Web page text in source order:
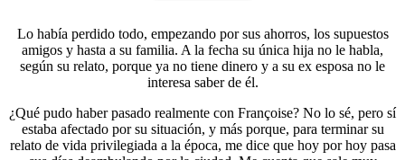
Lo había perdido todo, empezando por sus ahorros, los supuestos
amigos y hasta a su familia. A la fecha su única hija no le habla,
según su relato, porque ya no tiene dinero y a su ex esposa no le
interesa saber de él.
¿Qué pudo haber pasado realmente con Françoise? No lo sé, pero sí
estaba afectado por su situación, y más porque, para terminar su
relato de vida privilegiada a la época, me dice que hoy por hoy pasa